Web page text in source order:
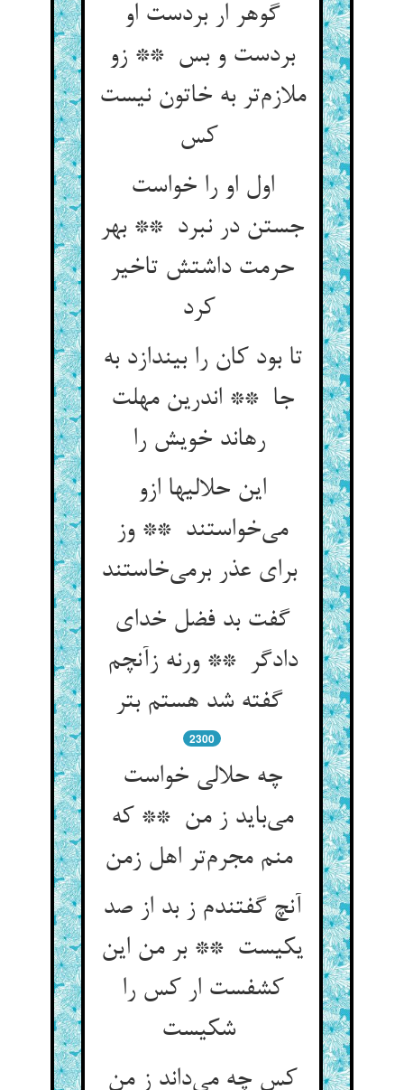
گوهر ار بردست او
بردست و بس ** زو
ملازم‌تر به خاتون نیست
اول او را خواست
جستن در نبرد ** بهر
حرمت داشتش تاخیر
تا بود کان را بیندازد به
جا ** اندرین مهلت
رهاند خویش را
این حلالیها ازو
می‌خواستند ** وز
برای عذر برمی‌خاستند
گفت بد فضل خدای
دادگر ** ورنه زآنچم
گفته شد هستم بتر
2300
چه حلالی خواست
می‌باید ز من ** که
منم مجرم‌تر اهل زمن
آنچ گفتندم ز بد از صد
یکیست ** بر من این
کشفست ار کس را
شکیست
کس چه می‌داند ز من